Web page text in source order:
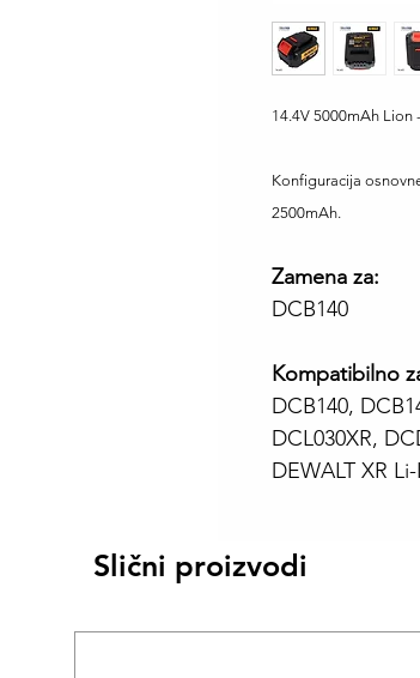
14.4V 5000mAh Lion
Konfiguracija
2500mAh.
Zamena za:
DCB140
Kompatibilno
DCB140,
DCL030XR,
DEWALT XR
Slični proizvodi